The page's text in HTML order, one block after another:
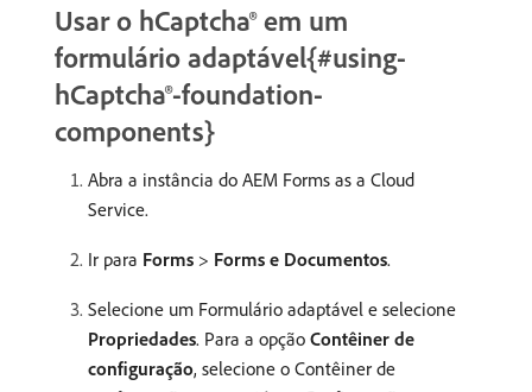
Usar o hCaptcha® em um
formulário adaptável{#using-
hCaptcha®-foundation-
components}
Abra a instância do AEM Forms as a Cloud
Service.
Ir para Forms > Forms e Documentos.
Selecione um Formulário adaptável e selecione
Propriedades. Para a opção Contêiner de
configuração, selecione o Contêiner de